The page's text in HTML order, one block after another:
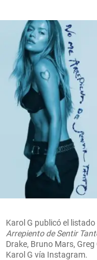
Karol G publicó el
Arrepiento de Sentir
Drake, Bruno Mars,
Karol G vía Instagram.